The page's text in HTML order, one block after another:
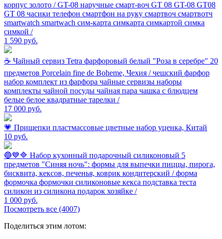
корпус золото / GT-08 наручные смарт-воч GT 08 GT-08 GT08
GT 08 часики телефон смартфон на руку смартвоч смартвотч
smartwatch smartwach сим-карта симкарта симкартой симка
симкой /
1 590 руб.
☕ Чайный сервиз Tetra фарфоровый белый "Роза в серебре" 20
предметов Porcelain fine de Boheme, Чехия / чешский фарфор
набор комплект из фарфора чайные сервизы наборы
комплекты чайной посуды чайная пара чашка с блюдцем
белые белое квадратные тарелки /
17 000 руб.
💗 Прищепки пластмассовые цветные набор уценка, Китай
10 руб.
🔵💙🔷 Набор кухонный подарочный силиконовый 5
предметов "Синяя ночь": формы для выпечки пиццы, пирога,
бисквита, кексов, печенья, коврик кондитерский / форма
формочка формочки силиконовые кекса подставка теста
силикон из силикона подарок хозяйке /
1 000 руб.
Посмотреть все (4007)
Поделиться этим лотом: